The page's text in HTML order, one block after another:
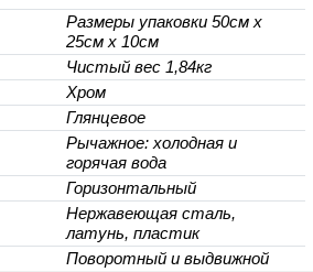
Размеры упаковки 50см х
25см х 10см
Чистый вес 1,84кг
Хром
Глянцевое
Рычажное: холодная и
горячая вода
Горизонтальный
Нержавеющая сталь,
латунь, пластик
Поворотный и выдвижной